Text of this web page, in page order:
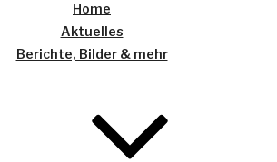
Home
Aktuelles
Berichte, Bilder & mehr